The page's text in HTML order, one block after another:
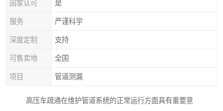
国家认可 是
服务 严谨科学
深度定制 支持
可售卖地 全国
项目 管道测漏
高压车疏通在维护管道系统的正常运行方面具有重要意